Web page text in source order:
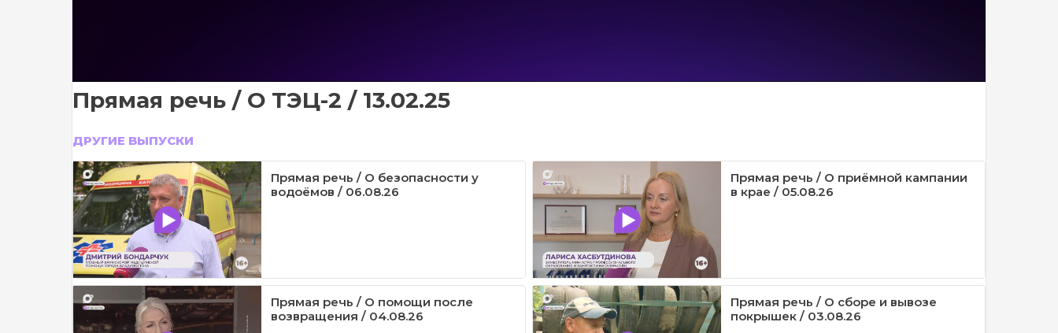
Прямая речь / О ТЭЦ-2 / 13.02.25
ДРУГИЕ ВЫПУСКИ
Прямая речь / О безопасности у
водоёмов / 06.08.26
Прямая речь / О приёмной кампании
в крае / 05.08.26
Прямая речь / О помощи после
возвращения / 04.08.26
Прямая речь / О сборе и вывозе
покрышек / 03.08.26